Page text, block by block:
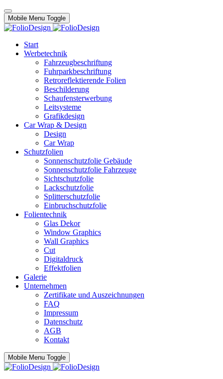
Mobile Menu Toggle
Start
Werbetechnik
Fahrzeugbeschriftung
Fuhrparkbeschriftung
Retroreflektierende Folien
Beschilderung
Schaufensterwerbung
Leitsysteme
Grafikdesign
Car Wrap & Design
Design
Car Wrap
Schutzfolien
Sonnenschutzfolie Gebäude
Sonnenschutzfolie Fahrzeuge
Sichtschutzfolie
Lackschutzfolie
Splitterschutzfolie
Einbruchschutzfolie
Folientechnik
Glas Dekor
Window Graphics
Wall Graphics
Cut
Digitaldruck
Effektfolien
Galerie
Unternehmen
Zertifikate und Auszeichnungen
FAQ
Impressum
Datenschutz
AGB
Kontakt
Mobile Menu Toggle